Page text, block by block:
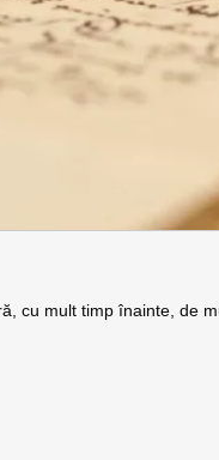
cu mult timp înainte, de